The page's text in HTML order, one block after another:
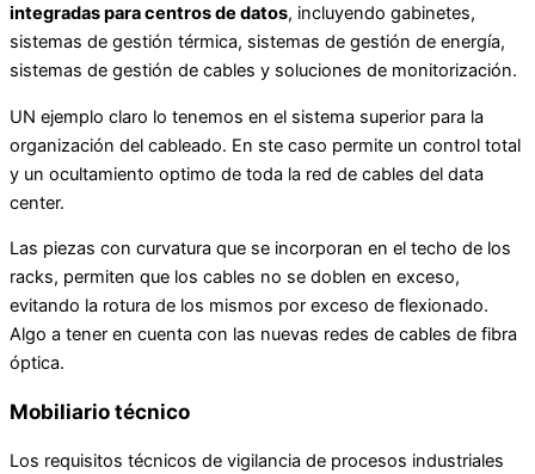
integradas para centros de datos, incluyendo gabinetes,
sistemas de gestión térmica, sistemas de gestión de energía,
sistemas de gestión de cables y soluciones de monitorización.
UN ejemplo claro lo tenemos en el sistema superior para la
organización del cableado. En ste caso permite un control total
y un ocultamiento optimo de toda la red de cables del data
center.
Las piezas con curvatura que se incorporan en el techo de los
racks, permiten que los cables no se doblen en exceso,
evitando la rotura de los mismos por exceso de flexionado.
Algo a tener en cuenta con las nuevas redes de cables de fibra
óptica.
Mobiliario técnico
Los requisitos técnicos de vigilancia de procesos industriales